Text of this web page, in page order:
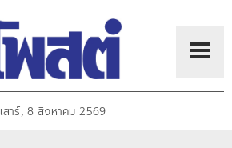
เสาร์, 8 สิงหาคม 2569